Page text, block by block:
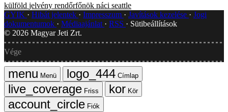
külföld jelvény rendőrfőnök náci seattle
GYIK
Hibát jelentek Impresszum Javítások kezelése
Jogi
dokumentumok
Médiaajánlat RSS
Sütibeállítások
© 2026 Magyar Jeti Zrt.
Vége
Menü
Címlap
Friss
Kör
Fiók